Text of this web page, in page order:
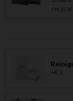
+€ 3